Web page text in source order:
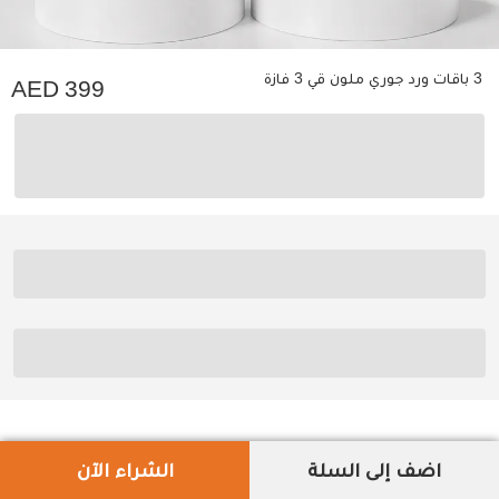
3 باقات ورد جوري ملون قي 3 فازة 399
اضف إلى السلة الشراء الآن